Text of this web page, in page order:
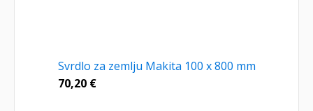
Svrdlo za zemlju Makita 100 x 800 mm
70,20 €